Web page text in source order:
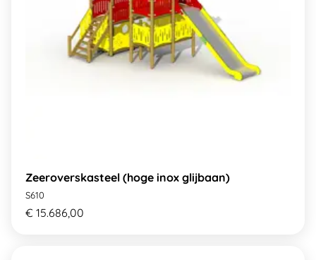
Zeeroverskasteel (hoge inox glijbaan)
S610
€ 15.686,00